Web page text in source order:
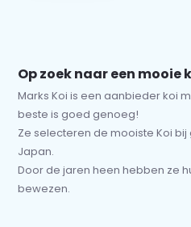
Op zoek naar een mooie
Marks Koi is een aanbieder koi
beste is goed genoeg!
Ze selecteren de mooiste Koi
Japan.
Door de jaren heen hebben ze
bewezen.